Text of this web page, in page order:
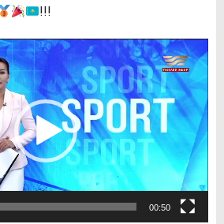
!!!
00:50